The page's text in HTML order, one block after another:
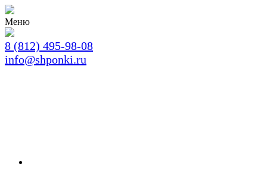
Меню
8 (812) 495-98-08
info@shponki.ru